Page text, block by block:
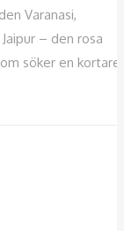
Varanasi,
– den rosa
söker en kortare